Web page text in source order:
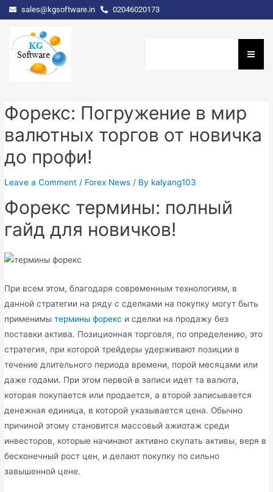
sales@kgsoftware.in 02046020173
Форекс: Погружение в мир
валютных торгов от новичка
до профи!
Leave a Comment / Forex News / By kalyang103
Форекс термины: полный
гайд для новичков!
При всем этом, благодаря современным технологиям, в
данной стратегии на ряду с сделками на покупку могут быть
применимытермины форекс и сделки на продажу без
поставки актива. Позиционная торговля, по определению, это
стратегия, при которой трейдеры удерживают позиции в
течение длительного периода времени, порой месяцами или
даже годами. При этом первой в записи идет та валюта,
которая покупается или продается, а второй записывается
денежная единица, в которой указывается цена. Обычно
причиной этому становится массовый ажиотаж среди
инвесторов, которые начинают активно скупать активы, веря в
бесконечный рост цен, и делают покупку по сильно
завышенной цене.